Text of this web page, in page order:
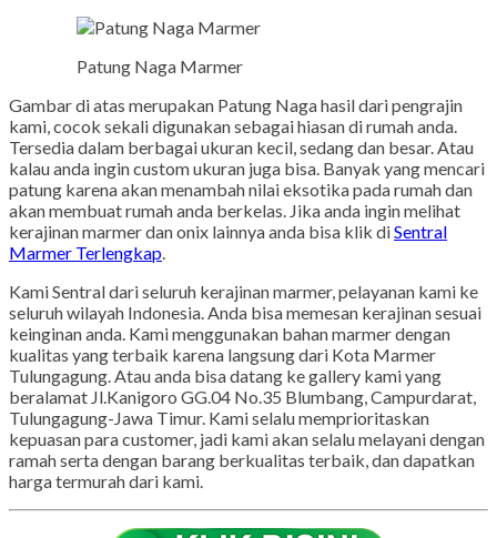
Patung Naga Marmer
Gambar di atas merupakan Patung Naga hasil dari pengrajin
kami, cocok sekali digunakan sebagai hiasan di rumah anda.
Tersedia dalam berbagai ukuran kecil, sedang dan besar. Atau
kalau anda ingin custom ukuran juga bisa. Banyak yang mencari
patung karena akan menambah nilai eksotika pada rumah dan
akan membuat rumah anda berkelas. Jika anda ingin melihat
kerajinan marmer dan onix lainnya anda bisa klik diSentral
Marmer Terlengkap.
Kami Sentral dari seluruh kerajinan marmer, pelayanan kami ke
seluruh wilayah Indonesia. Anda bisa memesan kerajinan sesuai
keinginan anda. Kami menggunakan bahan marmer dengan
kualitas yang terbaik karena langsung dari Kota Marmer
Tulungagung. Atau anda bisa datang ke gallery kami yang
beralamat Jl.Kanigoro GG.04 No.35 Blumbang, Campurdarat,
Tulungagung-Jawa Timur. Kami selalu memprioritaskan
kepuasan para customer, jadi kami akan selalu melayani dengan
ramah serta dengan barang berkualitas terbaik, dan dapatkan
harga termurah dari kami.